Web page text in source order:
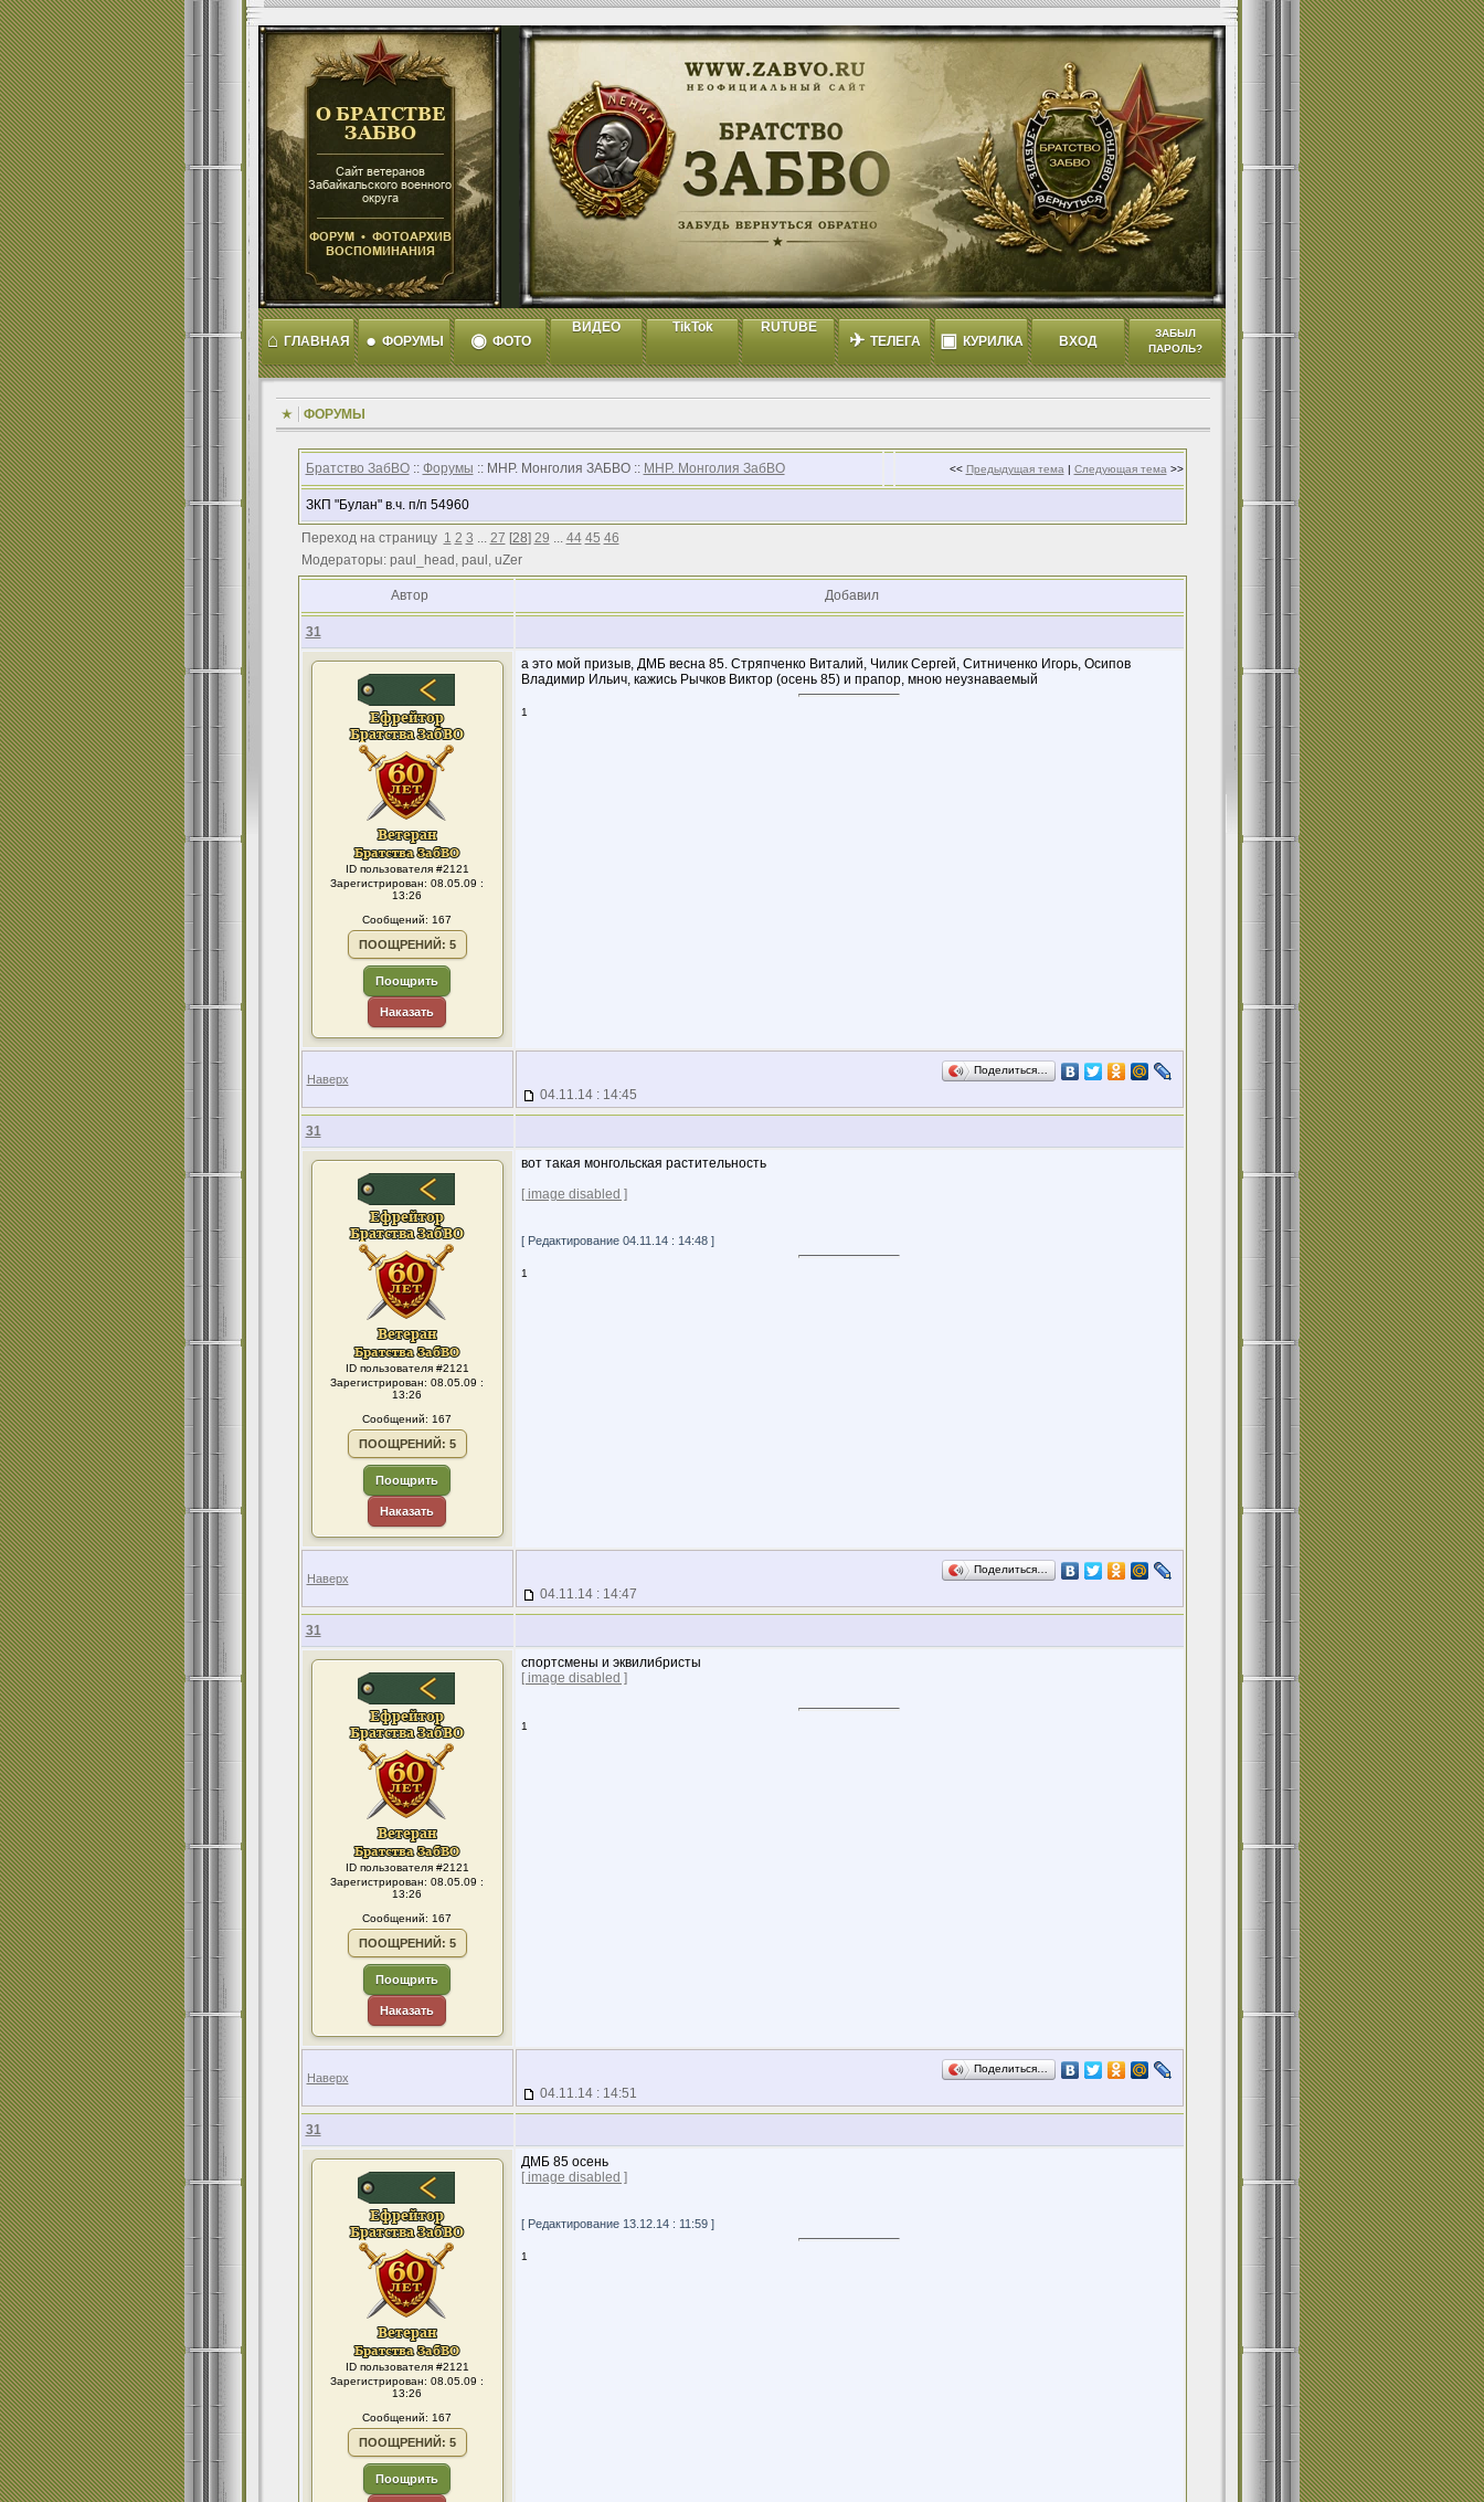
⌂ ГЛАВНАЯ ● ФОРУМЫ ◉ ФОТО
ВИДЕО TikTok RUTUBE
✈ ТЕЛЕГА ▣ КУРИЛКА ВХОД
ЗАБЫЛ
ПАРОЛЬ?
ФОРУМЫ
Братство ЗабВО:: Форумы :: МНР. Монголия ЗАБВО :: МНР. Монголия ЗабВО << Предыдущая тема | Следующая тема >>
ЗКП "Булан" в.ч. п/п 54960
Переход на страницу 1 2 3 ... 27 [28] 29 ... 44 45 46
Модераторы: paul_head, paul, uZer
Автор Добавил
31
ID пользователя #2121
Зарегистрирован: 08.05.09 :
13:26
Сообщений: 167
ПООЩРЕНИЙ: 5
Поощрить
Наказать
а это мой призыв, ДМБ весна 85. Стряпченко Виталий, Чилик Сергей, Ситниченко Игорь, Осипов
Владимир Ильич, кажись Рычков Виктор (осень 85) и прапор, мною неузнаваемый
1
Наверх
Поделиться…
04.11.14 : 14:45
31
ID пользователя #2121
Зарегистрирован: 08.05.09 :
13:26
Сообщений: 167
ПООЩРЕНИЙ: 5
Поощрить
Наказать
вот такая монгольская растительность
[ image disabled ]
[ Редактирование 04.11.14 : 14:48 ]
1
Наверх
Поделиться…
04.11.14 : 14:47
31
ID пользователя #2121
Зарегистрирован: 08.05.09 :
13:26
Сообщений: 167
ПООЩРЕНИЙ: 5
Поощрить
Наказать
спортсмены и эквилибристы
[ image disabled ]
1
Наверх
Поделиться…
04.11.14 : 14:51
31
ID пользователя #2121
Зарегистрирован: 08.05.09 :
13:26
Сообщений: 167
ПООЩРЕНИЙ: 5
Поощрить
ДМБ 85 осень
[ image disabled ]
[ Редактирование 13.12.14 : 11:59 ]
1